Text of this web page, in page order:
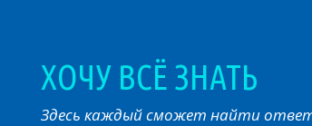
ХОЧУ ВСЁ ЗНАТЬ
Здесь каждый сможет найти